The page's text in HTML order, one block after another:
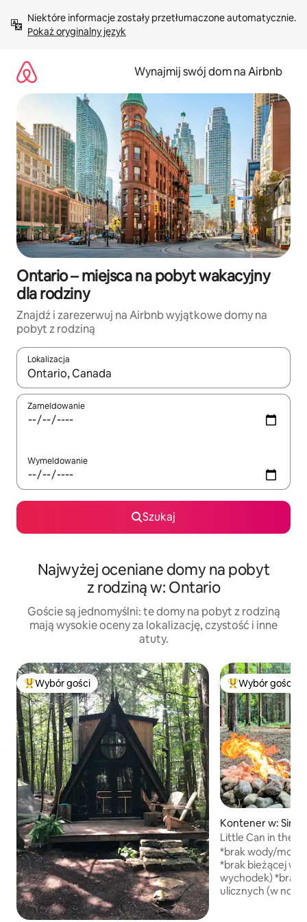
treści Pokaż oryginalny język
Wynajmij swój dom na Airbnb
Ontario – miejsca na pobyt wakacyjny
dla rodziny
Znajdź i zarezerwuj na Airbnb wyjątkowe domy na
pobyt z rodziną
Lokalizacja
Gdy wyniki będą dostępne, możesz poruszać się po nich za
Zameldowanie
Wymeldowanie
Szukaj
Najwyżej oceniane domy na pobyt
z rodziną w: Ontario
Goście są jednomyślni: te domy na pobyt z rodziną
mają wysokie oceny za lokalizację, czystość i inne
atuty.
Najpopularniejsze z kategorii Wybór gości
Wybór gości Wybór gości
Kontener w:
Little Can in the
*brak wody/
*brak bieżącej
wychodek) *brak
ulicznych (w